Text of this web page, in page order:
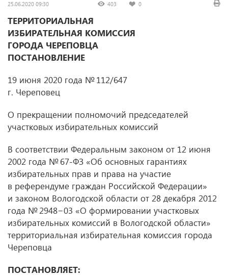
25.06.2020 09:30 403 0
ТЕРРИТОРИАЛЬНАЯ
ИЗБИРАТЕЛЬНАЯ КОМИССИЯ
ГОРОДА ЧЕРЕПОВЦА
ПОСТАНОВЛЕНИЕ
19 июня 2020 года № 112/647
г. Череповец
О прекращении полномочий председателей
участковых избирательных комиссий
В соответствии Федеральным законом от 12 июня
2002 года № 67-ФЗ «Об основных гарантиях
избирательных прав и права на участие
в референдуме граждан Российской Федерации»
и законом Вологодской области от 28 декабря 2012
года № 2948−03 «О формировании участковых
избирательных комиссий в Вологодской области»
территориальная избирательная комиссия города
Череповца
ПОСТАНОВЛЯЕТ: